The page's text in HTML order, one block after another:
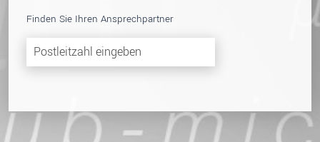
Finden Sie Ihren Ansprechpartner